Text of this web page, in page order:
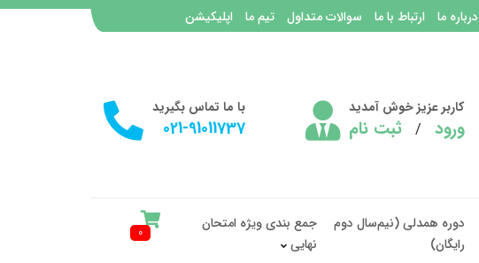
درباره ما ارتباط با ما سوالات متداول تیم ما اپلیکیشن
کاربر عزیز خوش آمدید
ورود /ثبت نام
با ما تماس بگیرید
021-91011737
دوره همدلی (نیم‌سال دوم
رایگان)
جمع بندی ویژه امتحان
نهایی
0